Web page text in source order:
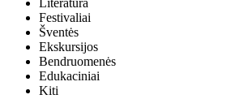
Literatūra
Festivaliai
Šventės
Ekskursijos
Bendruomenės
Edukaciniai
Kiti